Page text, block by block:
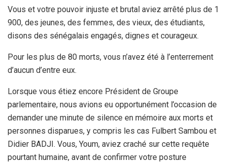
Vous et votre pouvoir injuste et brutal aviez arrêté plus de 1
900, des jeunes, des femmes, des vieux, des étudiants,
disons des sénégalais engagés, dignes et courageux.
Pour les plus de 80 morts, vous n’avez été à l’enterrement
d’aucun d’entre eux.
Lorsque vous étiez encore Président de Groupe
parlementaire, nous avions eu opportunément l’occasion de
demander une minute de silence en mémoire aux morts et
personnes disparues, y compris les cas Fulbert Sambou et
Didier BADJI. Vous, Youm, aviez craché sur cette requête
pourtant humaine, avant de confirmer votre posture